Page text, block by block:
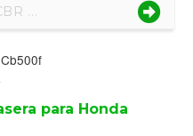
Cb500f
para Honda